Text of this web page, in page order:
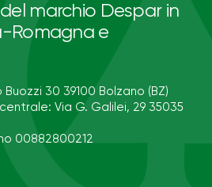
marchio Despar in
Romagna e
30 39100 Bolzano (BZ)
Via G. Galilei, 29 35035
00882800212